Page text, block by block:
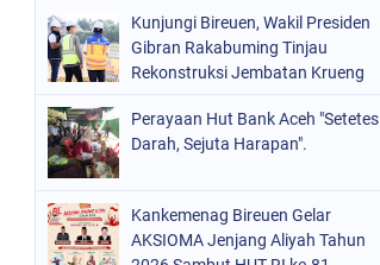
Kunjungi Bireuen, Wakil Presiden
Gibran Rakabuming Tinjau
Rekonstruksi Jembatan Krueng
Perayaan Hut Bank Aceh "Setetes
Darah, Sejuta Harapan".
Kankemenag Bireuen Gelar
AKSIOMA Jenjang Aliyah Tahun